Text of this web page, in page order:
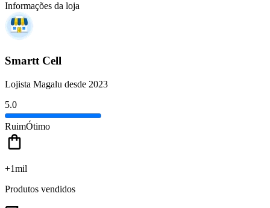
Informações da loja
Smartt Cell
Lojista Magalu desde 2023
5.0
RuimÓtimo
+1mil
Produtos vendidos